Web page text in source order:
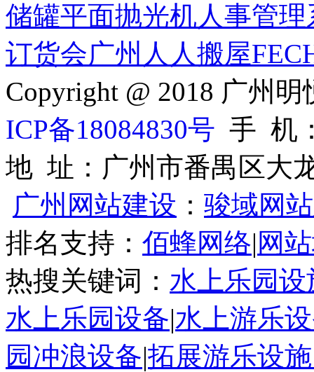
储罐平面抛光机人事管
订货会广州人人搬屋
Copyright @ 2018 广州
ICP备18084830号 手 机
地 址：广州市番禺区大
广州网站建设 ： 骏域网
排名支持： 佰蜂网络| 网
热搜关键词： 水上乐园设
水上乐园设备|水上游乐
园冲浪设备|拓展游乐设